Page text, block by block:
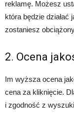
reklamę. Możesz
która będzie działać
zostaniesz
2. Ocena
Im wyższa ocena
cena za kliknięcie.
i zgodność z